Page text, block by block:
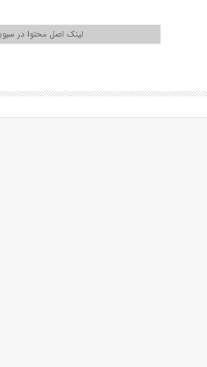
لینک اصل محتوا در